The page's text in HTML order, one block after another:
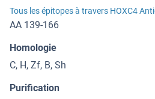
Tous les épitopes à travers HOXC4
AA 139-166
Homologie
C, H, Zf, B, Sh
Purification